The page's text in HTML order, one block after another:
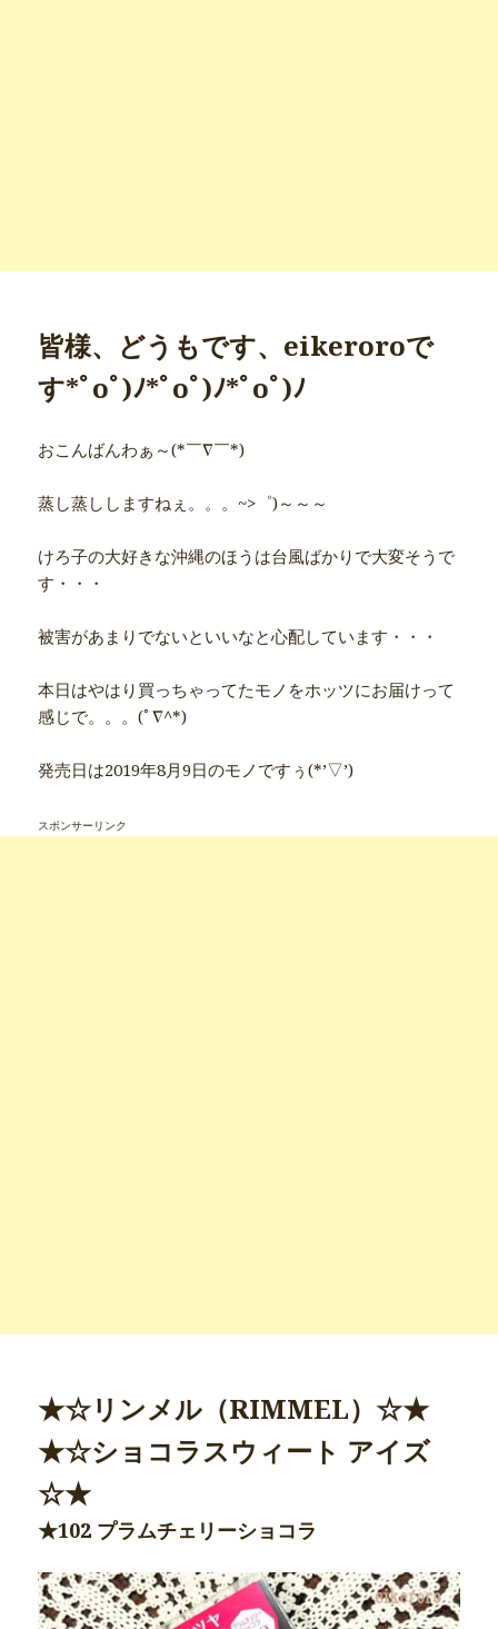
皆様、どうもです、eikeroroで
す*ﾟoﾟ)ﾉ*ﾟoﾟ)ﾉ*ﾟoﾟ)ﾉ
おこんばんわぁ～(*￣∇￣*)
蒸し蒸ししますねぇ。。。~>゜)～～～
けろ子の大好きな沖縄のほうは台風ばかりで大変そうで
す・・・
被害があまりでないといいなと心配しています・・・
本日はやはり買っちゃってたモノをホッツにお届けって
感じで。。。(ﾟ∇^*)
発売日は2019年8月9日のモノですぅ(*’▽’)
スポンサーリンク
★☆リンメル（RIMMEL）☆★
★☆ショコラスウィート アイズ
☆★
★102 プラムチェリーショコラ